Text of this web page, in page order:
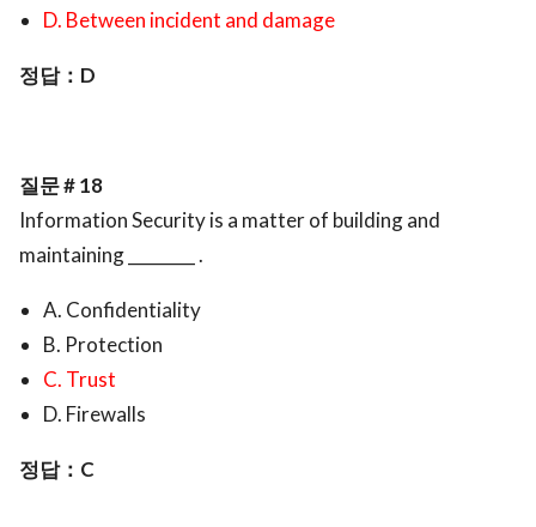
D. Between incident and damage
정답：D
질문 # 18
Information Security is a matter of building and
maintaining ________ .
A. Confidentiality
B. Protection
C. Trust
D. Firewalls
정답：C